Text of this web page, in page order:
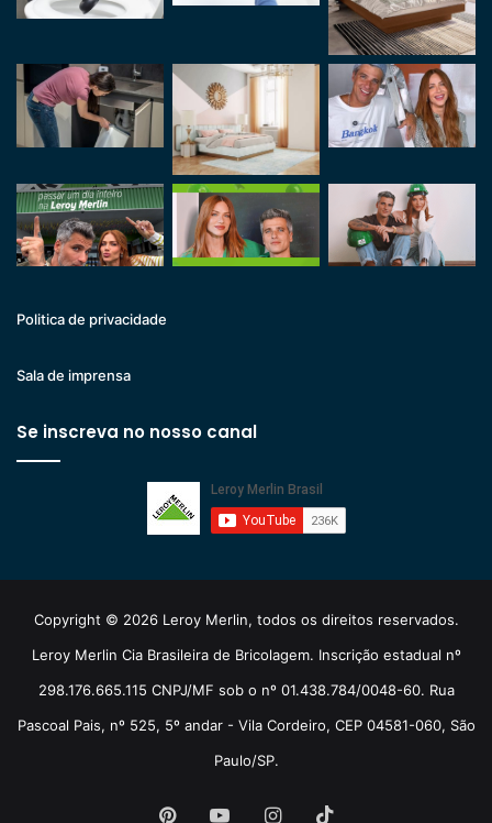
Politica de privacidade
Sala de imprensa
Se inscreva no nosso canal
Copyright © 2026 Leroy Merlin, todos os direitos reservados.
Leroy Merlin Cia Brasileira de Bricolagem. Inscrição estadual nº
298.176.665.115 CNPJ/MF sob o nº 01.438.784/0048-60. Rua
Pascoal Pais, nº 525, 5º andar - Vila Cordeiro, CEP 04581-060, São
Paulo/SP.
PinterestYouTubeInstagram